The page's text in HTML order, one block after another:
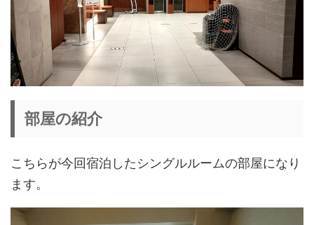
部屋の紹介
こちらが今回宿泊したシングルルームの部屋になり
ます。